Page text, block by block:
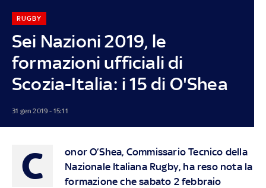
Sei Nazioni 2019, le
formazioni ufficiali di
Scozia-Italia: i 15 di O'Shea
RUGBY
31 gen 2019 - 15:11
C
onor O’Shea, Commissario Tecnico della
Nazionale Italiana Rugby, ha reso nota la
formazione che sabato 2 febbraio